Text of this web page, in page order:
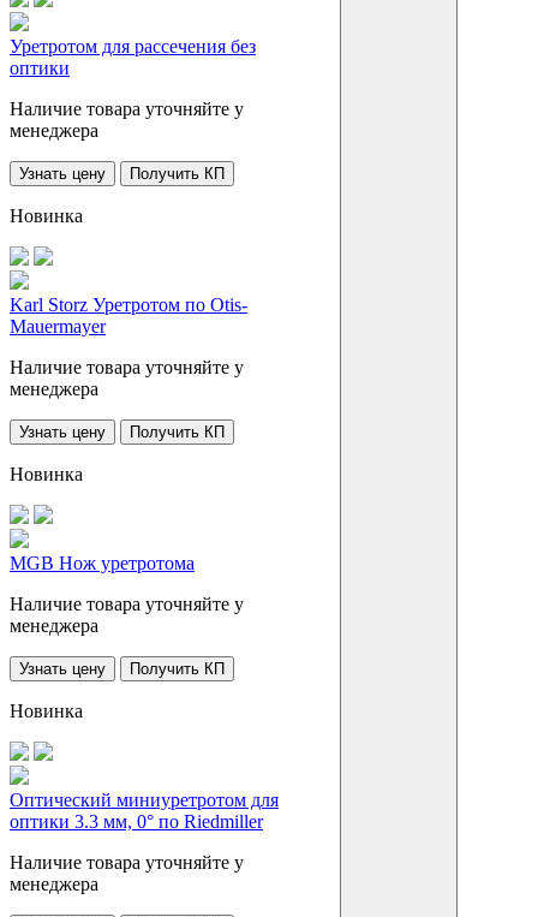
Уретротом для рассечения без
оптики
Наличие товара уточняйте у
менеджера
Узнать цену Получить КП
Новинка
Karl Storz Уретротом по Otis-
Mauermayer
Наличие товара уточняйте у
менеджера
Узнать цену Получить КП
Новинка
MGB Нож уретротома
Наличие товара уточняйте у
менеджера
Узнать цену Получить КП
Новинка
Оптический миниуретротом для
оптики 3.3 мм, 0° по Riedmiller
Наличие товара уточняйте у
менеджера